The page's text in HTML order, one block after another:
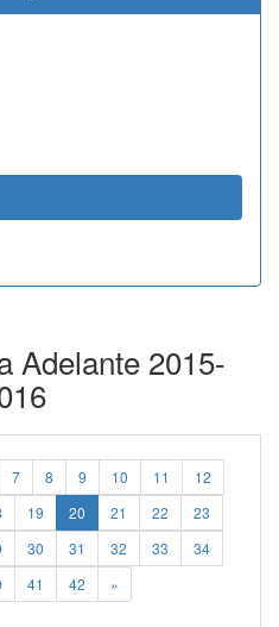
Adelante 2015-
7 8 9 10 11
12
19 20 21 22
23
30 31 32 33
34
41 42 »